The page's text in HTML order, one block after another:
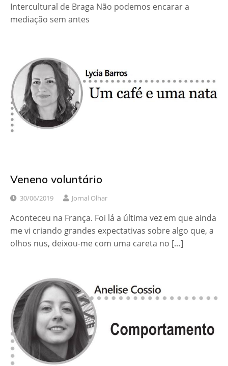
Intercultural de Braga Não podemos encarar a
mediação sem antes
Veneno voluntário
30/06/2019 Jornal Olhar
Aconteceu na França. Foi lá a última vez em que ainda
me vi criando grandes expectativas sobre algo que, a
olhos nus, deixou-me com uma careta no […]